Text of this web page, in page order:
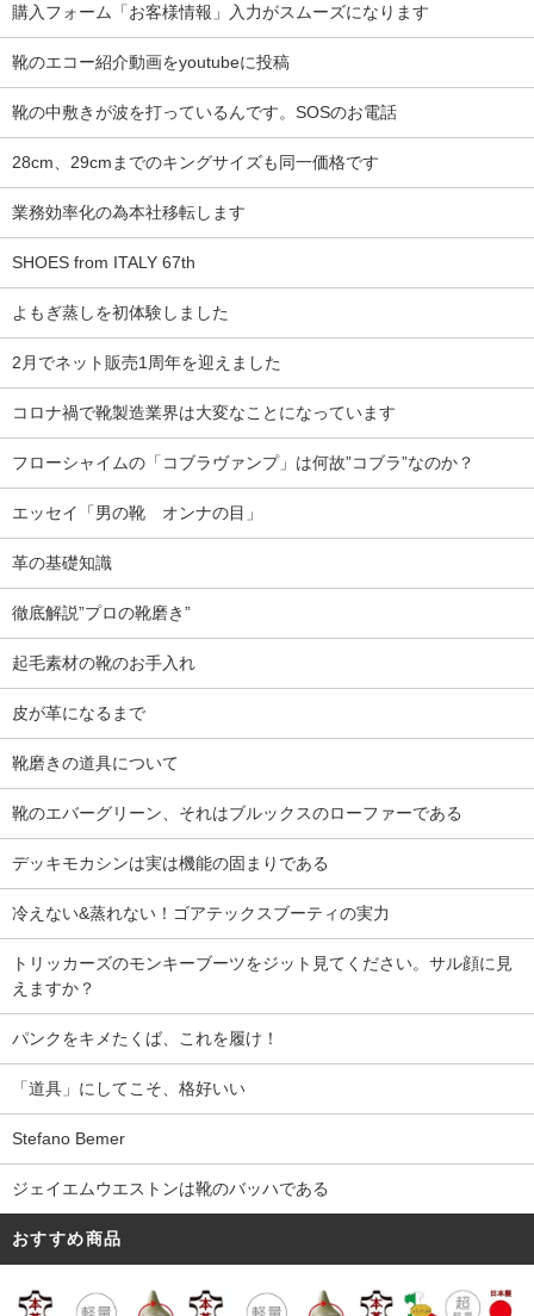
購入フォーム「お客様情報」入力がスムーズになります
靴のエコー紹介動画をyoutubeに投稿
靴の中敷きが波を打っているんです。SOSのお電話
28cm、29cmまでのキングサイズも同一価格です
業務効率化の為本社移転します
SHOES from ITALY 67th
よもぎ蒸しを初体験しました
2月でネット販売1周年を迎えました
コロナ禍で靴製造業界は大変なことになっています
フローシャイムの「コブラヴァンプ」は何故”コブラ”なのか？
エッセイ「男の靴 オンナの目」
革の基礎知識
徹底解説”プロの靴磨き”
起毛素材の靴のお手入れ
皮が革になるまで
靴磨きの道具について
靴のエバーグリーン、それはブルックスのローファーである
デッキモカシンは実は機能の固まりである
冷えない&蒸れない！ゴアテックスブーティの実力
トリッカーズのモンキーブーツをジット見てください。サル顔に見
えますか？
パンクをキメたくば、これを履け！
「道具」にしてこそ、格好いい
Stefano Bemer
ジェイエムウエストンは靴のバッハである
おすすめ商品